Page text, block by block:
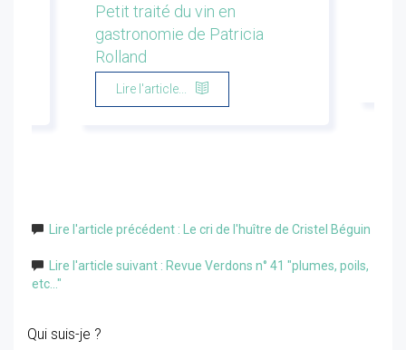
Petit traité du vin en
gastronomie de Patricia
Rolland
Lire l'article...
Lire l'article précédent : Le cri de l'huître de Cristel Béguin
Lire l'article suivant : Revue Verdons n° 41 "plumes, poils,
etc..."
Qui suis-je ?